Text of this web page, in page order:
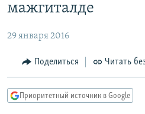
основному
Вернутся
Вернутся
МНЕНИЯ
КУЛЬТУРА
КАВКАЗ.РЕАЛИИ
мажгиталде
29 января 2016
Поделиться Читать
Приоритетный источник в Google